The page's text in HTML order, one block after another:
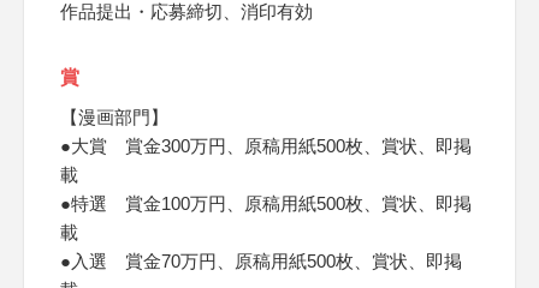
作品提出・応募締切、消印有効
賞
【漫画部門】
●大賞 賞金300万円、原稿用紙500枚、賞状、即掲
載
●特選 賞金100万円、原稿用紙500枚、賞状、即掲
載
●入選 賞金70万円、原稿用紙500枚、賞状、即掲